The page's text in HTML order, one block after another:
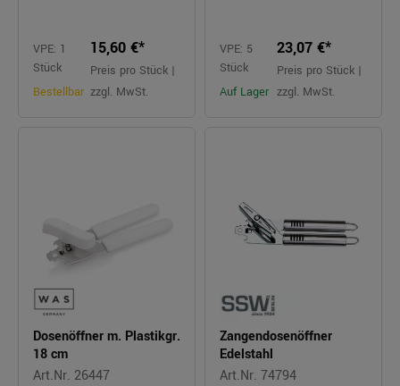
VPE: 1
Stück
Bestellbar
15,60 €*
Preis pro Stück |
zzgl. MwSt.
VPE: 5
Stück
Auf Lager
23,07 €*
Preis pro Stück |
zzgl. MwSt.
Dosenöffner m. Plastikgr.
18 cm
Art.Nr. 26447
Zangendosenöffner
Edelstahl
Art.Nr. 74794